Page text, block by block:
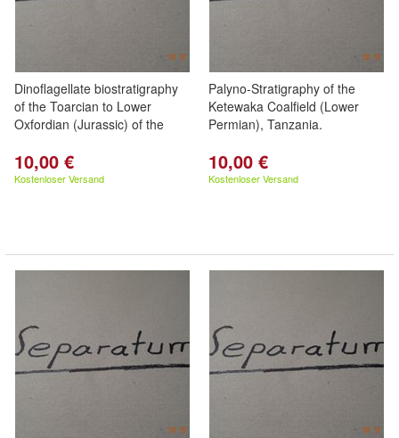
Dinoflagellate biostratigraphy
of the Toarcian to Lower
Oxfordian (Jurassic) of the
10,00 €
Kostenloser Versand
Palyno-Stratigraphy of the
Ketewaka Coalfield (Lower
Permian), Tanzania.
10,00 €
Kostenloser Versand